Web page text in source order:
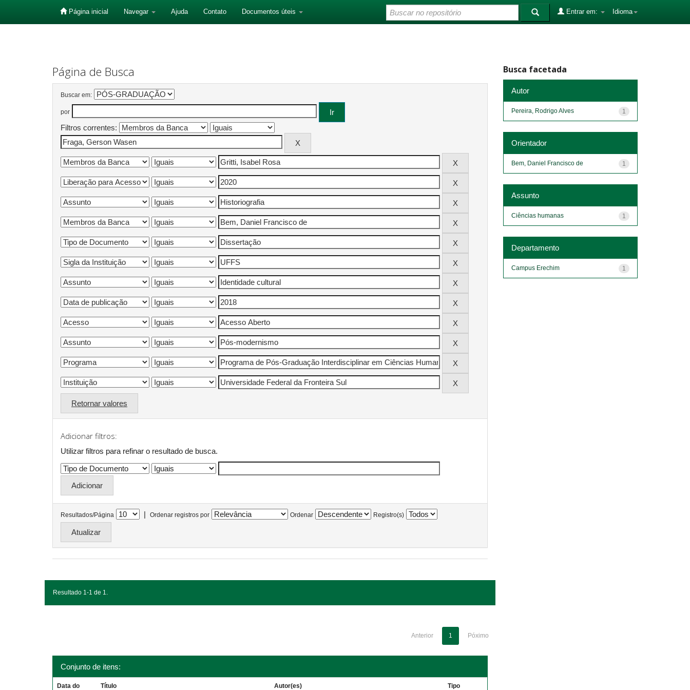
Página inicial Navegar Ajuda Contato Documentos úteis Idioma
Entrar em:
Página de Busca
Buscar em:
por
Filtros correntes:
Retornar valores
Adicionar filtros:
Utilizar filtros para refinar o resultado de busca.
Resultados/Página | Ordenar registros por Ordenar Registro(s)
Resultado 1-1 de 1.
Anterior 1 Póximo
Conjunto de itens:
Data do Título Autor(es) Tipo
Busca facetada
Autor
1
Pereira, Rodrigo Alves
Orientador
1
Bem, Daniel Francisco de
Assunto
1
Ciências humanas
Departamento
1
Campus Erechim